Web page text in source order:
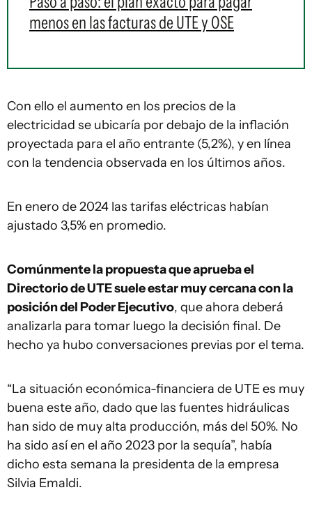
menos en las facturas de UTE y OSE
Con ello el aumento en los precios de la
electricidad se ubicaría por debajo de la inflación
proyectada para el año entrante (5,2%), y en línea
con la tendencia observada en los últimos años.
En enero de 2024 las tarifas eléctricas habían
ajustado 3,5% en promedio.
Comúnmente la propuesta que aprueba el
Directorio de UTE suele estar muy cercana con la
posición del Poder Ejecutivo, que ahora deberá
analizarla para tomar luego la decisión final. De
hecho ya hubo conversaciones previas por el tema.
“La situación económica-financiera de UTE es muy
buena este año, dado que las fuentes hidráulicas
han sido de muy alta producción, más del 50%. No
ha sido así en el año 2023 por la sequía”, había
dicho esta semana la presidenta de la empresa
Silvia Emaldi.